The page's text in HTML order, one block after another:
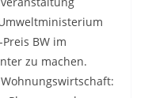
BW im
zu machen.